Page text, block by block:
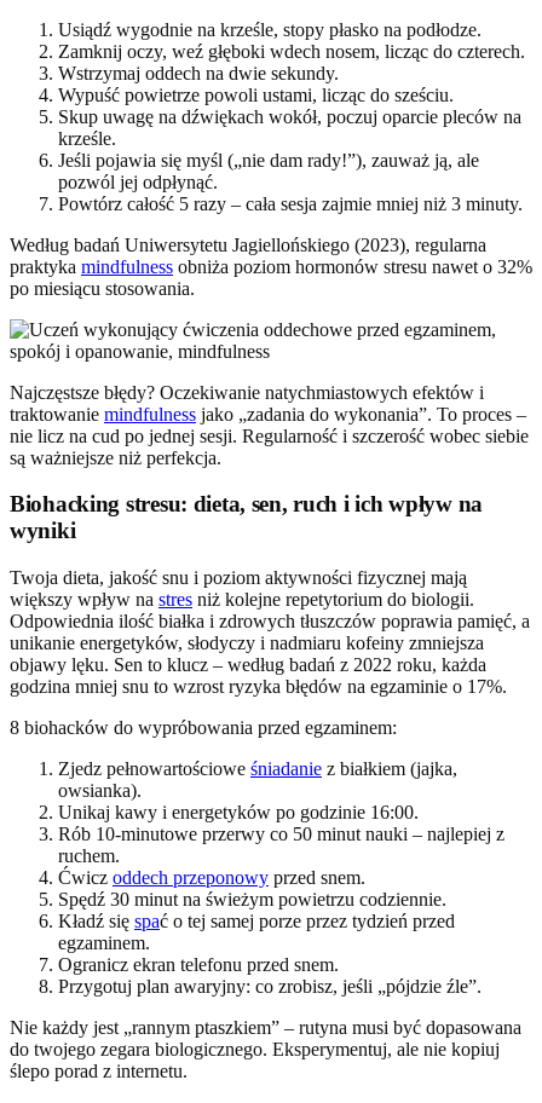
Usiądź wygodnie na krześle, stopy płasko na podłodze.
Zamknij oczy, weź głęboki wdech nosem, licząc do czterech.
Wstrzymaj oddech na dwie sekundy.
Wypuść powietrze powoli ustami, licząc do sześciu.
Skup uwagę na dźwiękach wokół, poczuj oparcie pleców na
krześle.
Jeśli pojawia się myśl („nie dam rady!”), zauważ ją, ale
pozwól jej odpłynąć.
Powtórz całość 5 razy – cała sesja zajmie mniej niż 3 minuty.
Według badań Uniwersytetu Jagiellońskiego (2023), regularna
praktyka mindfulness obniża poziom hormonów stresu nawet o 32%
po miesiącu stosowania.
Najczęstsze błędy? Oczekiwanie natychmiastowych efektów i
traktowanie mindfulness jako „zadania do wykonania”. To proces –
nie licz na cud po jednej sesji. Regularność i szczerość wobec siebie
są ważniejsze niż perfekcja.
Biohacking stresu: dieta, sen, ruch i ich wpływ na
wyniki
Twoja dieta, jakość snu i poziom aktywności fizycznej mają
większy wpływ na stres niż kolejne repetytorium do biologii.
Odpowiednia ilość białka i zdrowych tłuszczów poprawia pamięć, a
unikanie energetyków, słodyczy i nadmiaru kofeiny zmniejsza
objawy lęku. Sen to klucz – według badań z 2022 roku, każda
godzina mniej snu to wzrost ryzyka błędów na egzaminie o 17%.
8 biohacków do wypróbowania przed egzaminem:
Zjedz pełnowartościowe śniadanie z białkiem (jajka,
owsianka).
Unikaj kawy i energetyków po godzinie 16:00.
Rób 10-minutowe przerwy co 50 minut nauki – najlepiej z
ruchem.
Ćwicz oddech przeponowy przed snem.
Spędź 30 minut na świeżym powietrzu codziennie.
Kładź się spać o tej samej porze przez tydzień przed
egzaminem.
Ogranicz ekran telefonu przed snem.
Przygotuj plan awaryjny: co zrobisz, jeśli „pójdzie źle”.
Nie każdy jest „rannym ptaszkiem” – rutyna musi być dopasowana
do twojego zegara biologicznego. Eksperymentuj, ale nie kopiuj
ślepo porad z internetu.